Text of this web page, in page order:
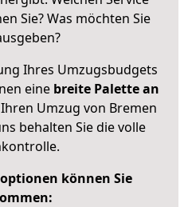
Sie? Was möchten Sie
Ihres Umzugsbudgets
eine breite Palette an
Umzug von Bremen
behalten Sie die volle
können Sie